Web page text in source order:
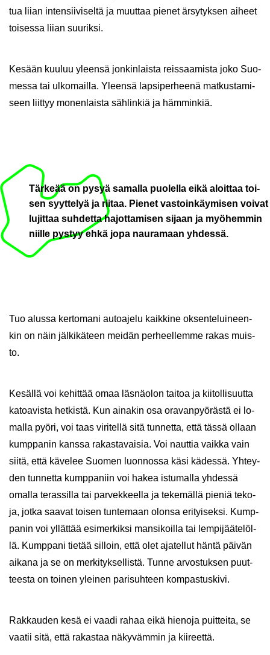
tua liian in­ten­sii­vi­sel­tä ja muut­taa pie­net är­sy­tyk­sen ai­heet
toi­ses­sa liian suu­rik­si.
Ke­sään kuu­luu yleen­sä jon­kin­lais­ta reis­saa­mis­ta joko Suo­
mes­sa tai ul­ko­mail­la. Yleen­sä lap­si­per­hee­nä mat­kus­ta­mi­
seen liit­tyy mo­nen­lais­ta säh­lin­kiä ja häm­min­kiä.
Tär­ke­ää on pysyä sa­mal­la puo­lel­la eikä aloit­taa toi­
sen syyt­te­lyä ja rii­taa. Pie­net vas­toin­käy­mi­sen voi­vat
lu­jit­taa suh­det­ta ha­jot­ta­mi­sen si­jaan ja myö­hem­min
niil­le pys­tyy ehkä jopa nau­ra­maan yh­des­sä.
Tuo alus­sa ker­to­ma­ni au­toa­je­lu kaik­ki­ne ok­sen­te­lui­neen­
kin on näin jäl­ki­kä­teen mei­dän per­heel­lem­me rakas muis­
to.
Ke­säl­lä voi ke­hit­tää omaa läs­nä­olon tai­toa ja kii­tol­li­suut­ta
ka­toa­vis­ta het­kis­tä. Kun ai­na­kin osa ora­van­pyö­räs­tä ei lo­
mal­la pyöri, voi taas vi­ri­tel­lä sitä tun­net­ta, että tässä ol­laan
kump­pa­nin kans­sa ra­kas­ta­vai­sia. Voi naut­tia vaik­ka vain
siitä, että kä­ve­lee Suo­men luon­nos­sa käsi kä­des­sä. Yh­tey­
den tun­net­ta kump­pa­niin voi hakea is­tu­mal­la yh­des­sä
omal­la te­ras­sil­la tai par­vek­keel­la ja te­ke­mäl­lä pie­niä te­ko­
ja, jotka saa­vat toi­sen tun­te­maan olon­sa eri­tyi­sek­si. Kump­
pa­nin voi yl­lät­tää esi­mer­kik­si man­si­koil­la tai lem­pi­jää­te­löl­
lä. Kump­pa­ni tie­tää sil­loin, että olet aja­tel­lut häntä päi­vän
ai­ka­na ja se on mer­ki­tyk­sel­lis­tä. Tunne ar­vos­tuk­sen puut­
tees­ta on toi­nen ylei­nen pa­ri­suh­teen kom­pas­tus­ki­vi.
Rak­kau­den kesä ei vaadi rahaa eikä hie­no­ja puit­tei­ta, se
vaa­tii sitä, että ra­kas­taa nä­ky­väm­min ja kii­reet­tä.